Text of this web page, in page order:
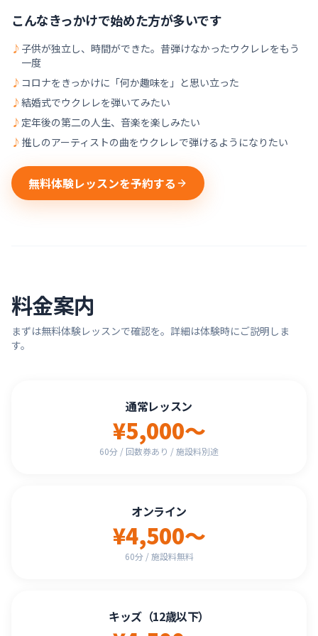
こんなきっかけで始めた方が多いです
♪ 子供が独立し、時間ができた。昔弾けなかったウクレレをもう
一度
♪ コロナをきっかけに「何か趣味を」と思い立った
♪ 結婚式でウクレレを弾いてみたい
♪ 定年後の第二の人生、音楽を楽しみたい
♪ 推しのアーティストの曲をウクレレで弾けるようになりたい
無料体験レッスンを予約する
料金案内
まずは無料体験レッスンで確認を。詳細は体験時にご説明しま
す。
通常レッスン
¥5,000〜
60分 / 回数券あり / 施設料別途
オンライン
¥4,500〜
60分 / 施設料無料
キッズ（12歳以下）